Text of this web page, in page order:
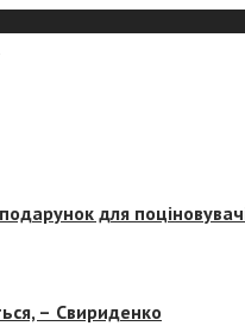
для
– Свириденко